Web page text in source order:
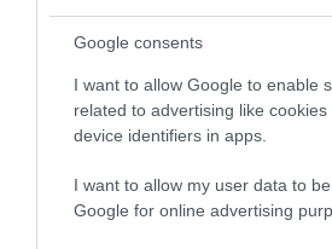
Google consents
I want to allow Google to enable
related to advertising like
device identifiers in apps.
I want to allow my user data to
Google for online advertising